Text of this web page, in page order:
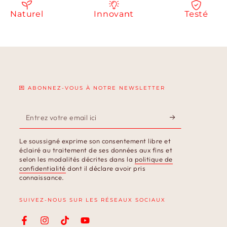
Innovant Testé
💌 ABONNEZ-VOUS À NOTRE NEWSLETTER
Entrez
votre
email
ici
Le soussigné exprime son consentement libre et
éclairé au traitement de ses données aux fins et
selon les modalités décrites dans la politique de
confidentialité dont il déclare avoir pris
connaissance.
SUIVEZ-NOUS SUR LES RÉSEAUX SOCIAUX